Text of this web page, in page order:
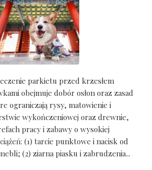
parkietu przed krzesłem
obejmuje dobór osłon oraz zasad
ograniczają rysy, matowienie i
wykończeniowej oraz drewnie,
pracy i zabawy o wysokiej
(1) tarcie punktowe i nacisk od
(2) ziarna piasku i zabrudzenia...